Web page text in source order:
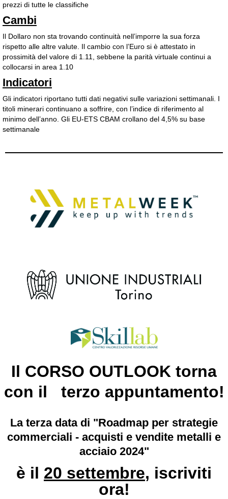
prezzi di tutte le classifiche
Cambi
Il Dollaro non sta trovando continuità nell’imporre la sua forza
rispetto alle altre valute. Il cambio con l’Euro si è attestato in
prossimità del valore di 1.11, sebbene la parità virtuale continui a
collocarsi in area 1.10
Indicatori
Gli indicatori riportano tutti dati negativi sulle variazioni settimanali. I
titoli minerari continuano a soffrire, con l’indice di riferimento al
minimo dell’anno. Gli EU-ETS CBAM crollano del 4,5% su base
settimanale
Il CORSO OUTLOOK torna
con il terzo appuntamento!
La terza data di "Roadmap per strategie
commerciali - acquisti e vendite metalli e
acciaio 2024"
è il 20 settembre, iscriviti
ora!